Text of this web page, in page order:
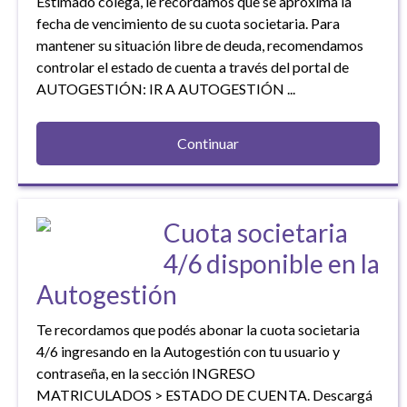
fecha de vencimiento de su cuota societaria. Para
mantener su situación libre de deuda, recomendamos
controlar el estado de cuenta a través del portal de
AUTOGESTIÓN: IR A AUTOGESTIÓN ...
Continuar
Cuota societaria
4/6 disponible en la
Autogestión
Te recordamos que podés abonar la cuota societaria
4/6 ingresando en la Autogestión con tu usuario y
contraseña, en la sección INGRESO
MATRICULADOS > ESTADO DE CUENTA. Descargá